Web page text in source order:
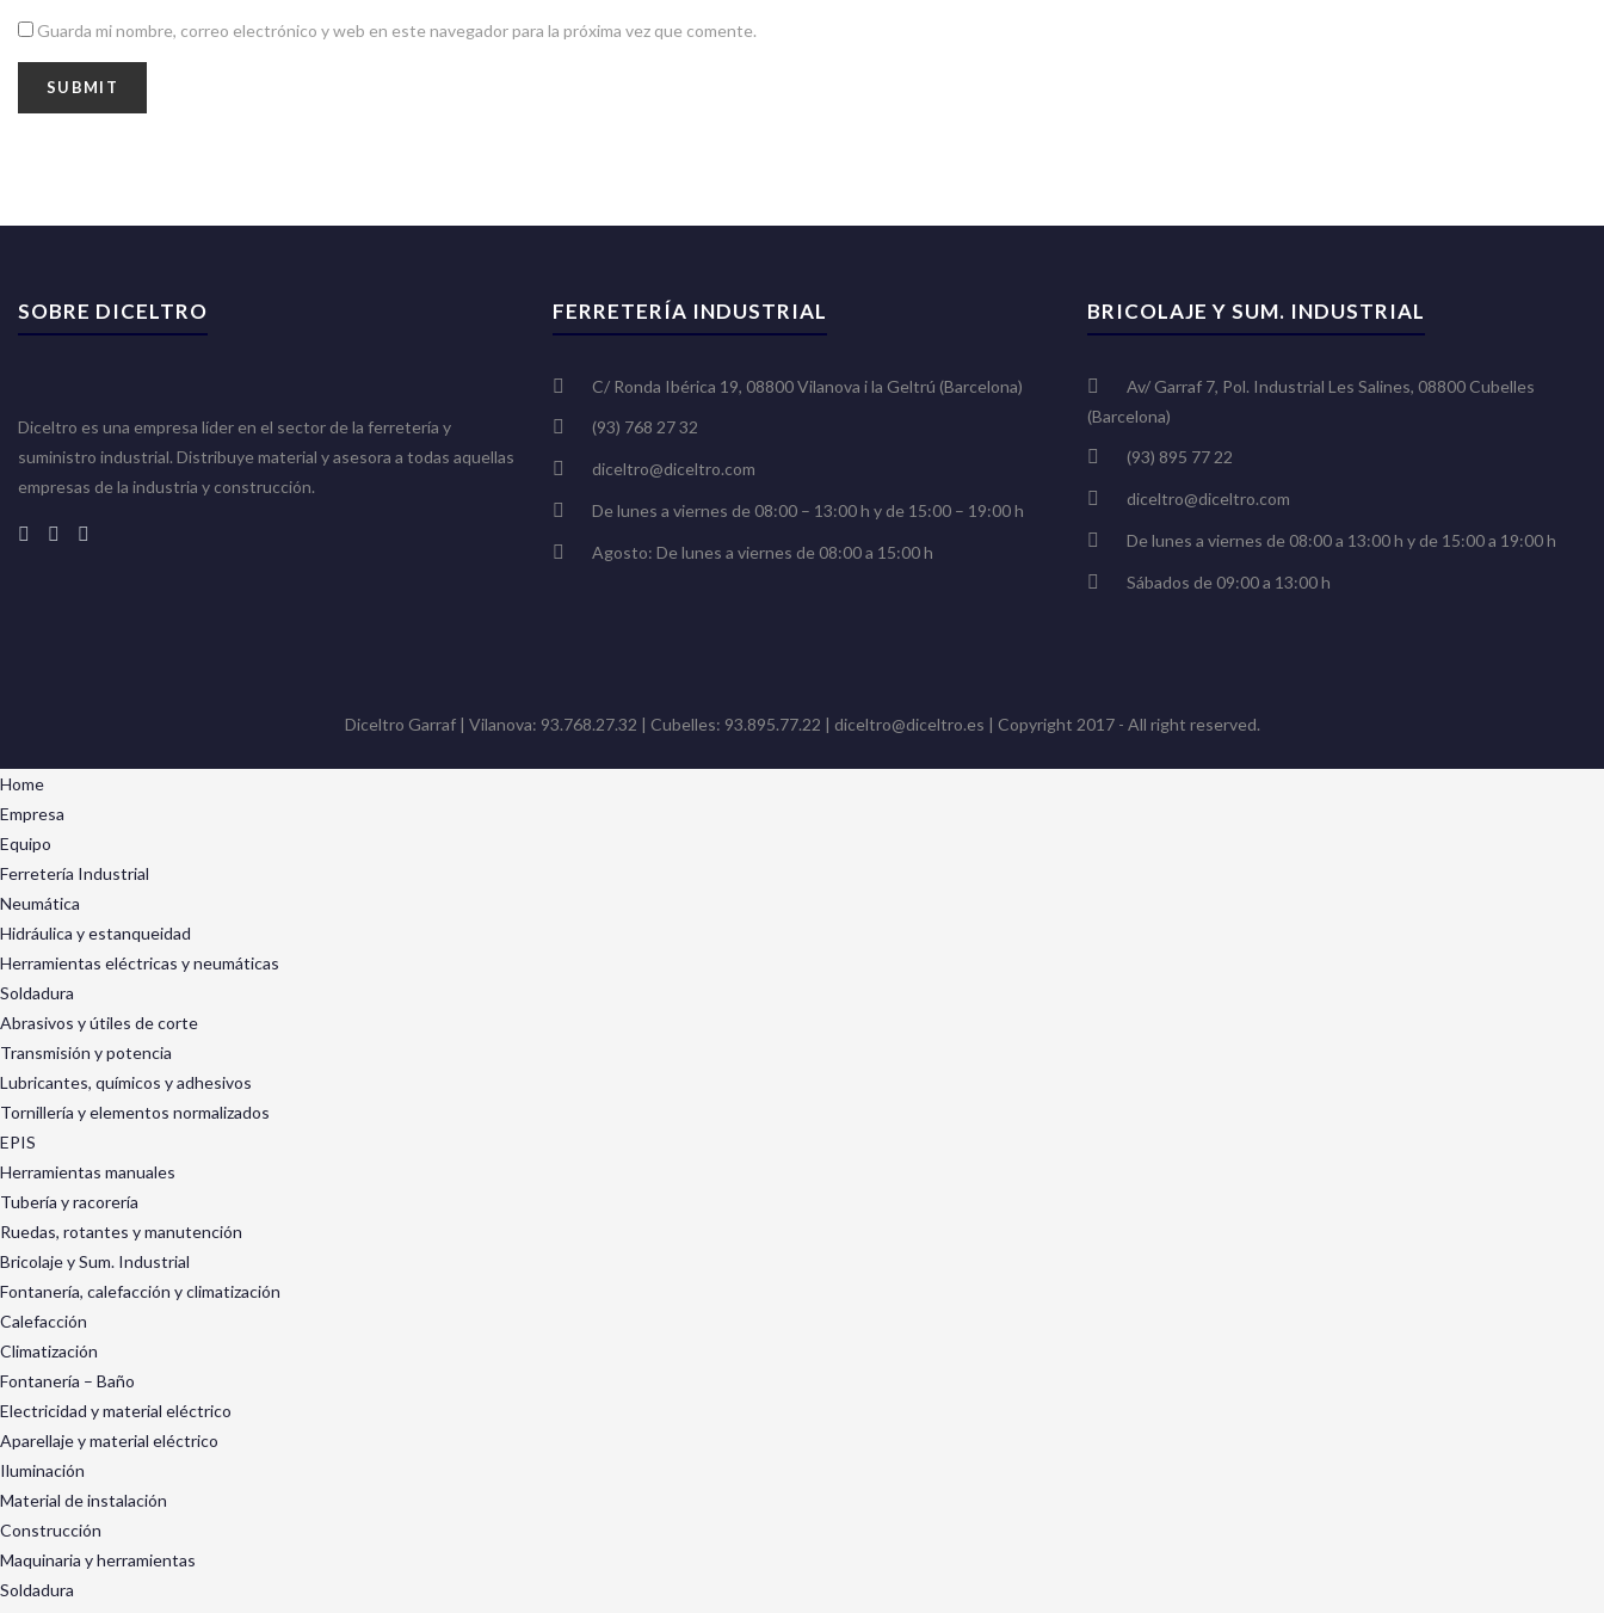
Guarda mi nombre, correo electrónico y web en este navegador para la próxima vez que comente.
SOBRE DICELTRO
Diceltro es una empresa líder en el sector de la ferretería y
suministro industrial. Distribuye material y asesora a todas aquellas
empresas de la industria y construcción.
FERRETERÍA INDUSTRIAL
C/ Ronda Ibérica 19, 08800 Vilanova i la Geltrú (Barcelona)
(93) 768 27 32
diceltro@diceltro.com
De lunes a viernes de 08:00 – 13:00 h y de 15:00 – 19:00 h
Agosto: De lunes a viernes de 08:00 a 15:00 h
BRICOLAJE Y SUM. INDUSTRIAL
Av/ Garraf 7, Pol. Industrial Les Salines, 08800 Cubelles
(Barcelona)
(93) 895 77 22
diceltro@diceltro.com
De lunes a viernes de 08:00 a 13:00 h y de 15:00 a 19:00 h
Sábados de 09:00 a 13:00 h
Diceltro Garraf | Vilanova: 93.768.27.32 | Cubelles: 93.895.77.22 | diceltro@diceltro.es | Copyright 2017 - All right reserved.
Home
Empresa
Equipo
Ferretería Industrial
Neumática
Hidráulica y estanqueidad
Herramientas eléctricas y neumáticas
Soldadura
Abrasivos y útiles de corte
Transmisión y potencia
Lubricantes, químicos y adhesivos
Tornillería y elementos normalizados
EPIS
Herramientas manuales
Tubería y racorería
Ruedas, rotantes y manutención
Bricolaje y Sum. Industrial
Fontanería, calefacción y climatización
Calefacción
Climatización
Fontanería – Baño
Electricidad y material eléctrico
Aparellaje y material eléctrico
Iluminación
Material de instalación
Construcción
Maquinaria y herramientas
Soldadura